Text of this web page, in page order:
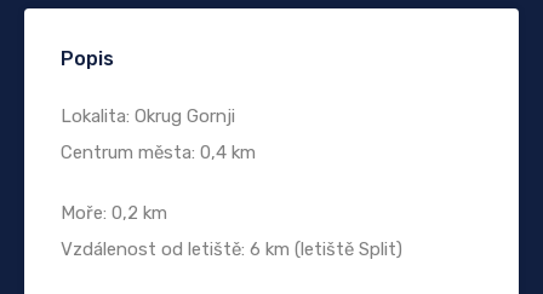
Popis
Lokalita: Okrug Gornji
Centrum města: 0,4 km
Moře: 0,2 km
Vzdálenost od letiště: 6 km (letiště Split)